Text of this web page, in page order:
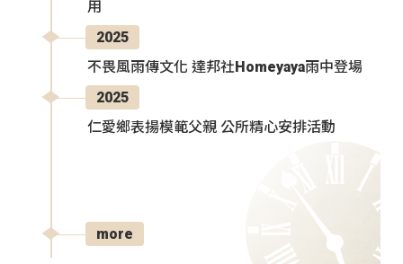
用
2025
不畏風雨傳文化 達邦社Homeyaya雨中登場
2025
仁愛鄉表揚模範父親 公所精心安排活動
more